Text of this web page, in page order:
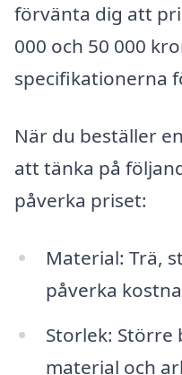
förvänta dig att
000 och 50 000
specifikationerna
När du beställer
att tänka på
påverka priset:
Material: Trä,
påverka
Storlek:
material och